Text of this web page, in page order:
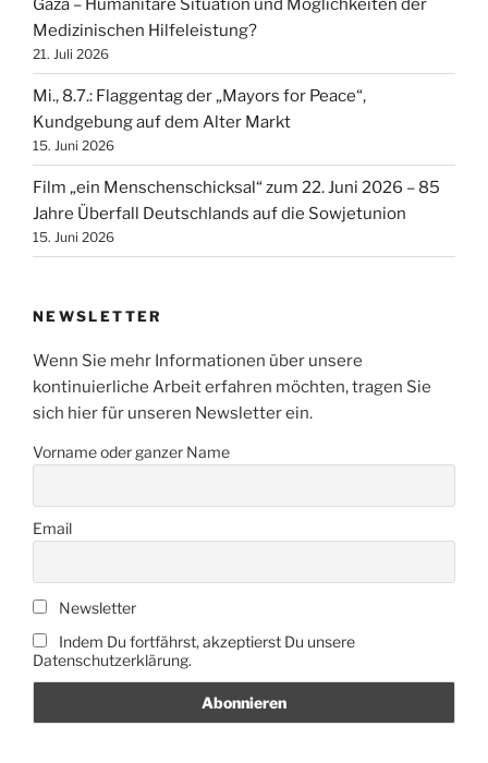
Gaza – Humanitäre Situation und Möglichkeiten der
Medizinischen Hilfeleistung?
21. Juli 2026
Mi., 8.7.: Flaggentag der „Mayors for Peace“,
Kundgebung auf dem Alter Markt
15. Juni 2026
Film „ein Menschenschicksal“ zum 22. Juni 2026 – 85
Jahre Überfall Deutschlands auf die Sowjetunion
15. Juni 2026
NEWSLETTER
Wenn Sie mehr Informationen über unsere
kontinuierliche Arbeit erfahren möchten, tragen Sie
sich hier für unseren Newsletter ein.
Vorname oder ganzer Name
Email
Newsletter
Indem Du fortfährst, akzeptierst Du unsere
Datenschutzerklärung.